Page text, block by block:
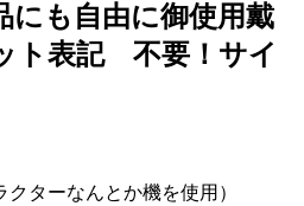
にも自由に御使用戴
ト表記 不要！サイ
ターなんとか機を使用）